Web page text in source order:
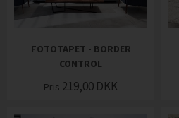
FOTOTAPET - BORDER
CONTROL
Pris 219,00 DKK